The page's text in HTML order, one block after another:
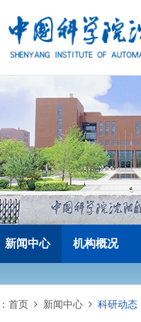
新闻中心 机构概况
首页 新闻中心 科研动态